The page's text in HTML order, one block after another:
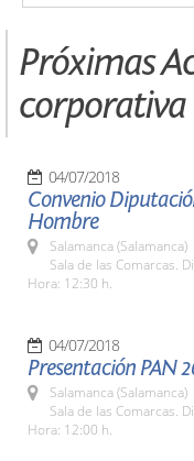
Próximas
corporativa
04/07/2018
Convenio
Hombre
Salamanca (Salamanca)
Sala de las Comarcas.
Hora: 12:30 h.
04/07/2018
Presentación PAN
Salamanca (Salamanca)
Sala de las Comarcas.
Hora: 12:00 h.